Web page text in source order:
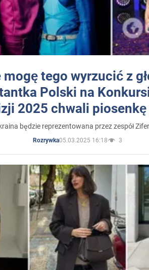
mogę tego wyrzucić z
Polski na
2025 chwali
będzie reprezentowana przez zespół
Rozrywka05.03.2025 16:18 3